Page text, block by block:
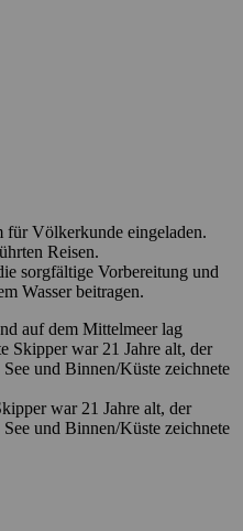
für Völkerkunde eingeladen.
Reisen.
sorgfältige Vorbereitung und
Wasser beitragen.
auf dem Mittelmeer lag
Skipper war 21 Jahre alt, der
und Binnen/Küste zeichnete
war 21 Jahre alt, der
und Binnen/Küste zeichnete